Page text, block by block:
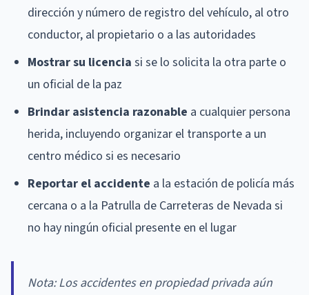
dirección y número de registro del vehículo, al otro
conductor, al propietario o a las autoridades
Mostrar su licencia si se lo solicita la otra parte o
un oficial de la paz
Brindar asistencia razonable a cualquier persona
herida, incluyendo organizar el transporte a un
centro médico si es necesario
Reportar el accidente a la estación de policía más
cercana o a la Patrulla de Carreteras de Nevada si
no hay ningún oficial presente en el lugar
Nota: Los accidentes en propiedad privada aún